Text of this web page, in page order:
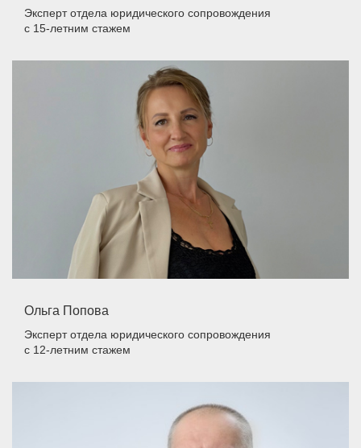
Эксперт отдела юридического сопровождения
с 15-летним стажем
Ольга Попова
Эксперт отдела юридического сопровождения
с 12-летним стажем